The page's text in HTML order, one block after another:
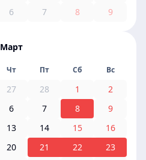
6 7 8 9
Март
Чт Пт Сб Вс
27 28 1
2
6 7 8
9
13 14 15
16
20 21 22
23